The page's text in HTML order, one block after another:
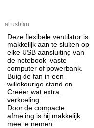
al.usbfan
Deze flexibele ventilator is
makkelijk aan te sluiten op
elke USB aansluiting van
de notebook, vaste
computer of powerbank.
Buig de fan in een
willekeurige stand en
Creëer wat extra
verkoeling.
Door de compacte
afmeting is hij makkelijk
mee te nemen.